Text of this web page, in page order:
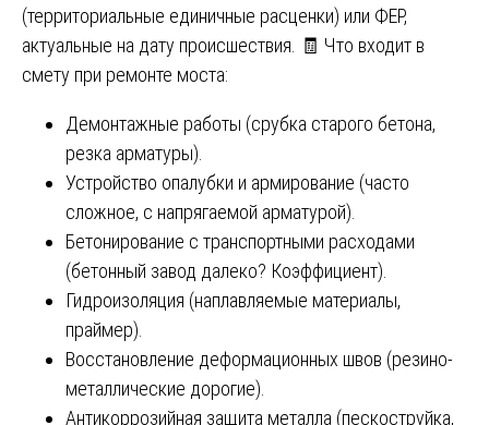
(территориальные единичные расценки) или ФЕР,
актуальные на дату происшествия. 🧾 Что входит в
смету при ремонте моста:
Демонтажные работы (срубка старого бетона,
резка арматуры).
Устройство опалубки и армирование (часто
сложное, с напрягаемой арматурой).
Бетонирование с транспортными расходами
(бетонный завод далеко? Коэффициент).
Гидроизоляция (наплавляемые материалы,
праймер).
Восстановление деформационных швов (резино-
металлические дорогие).
Антикоррозийная защита металла (пескоструйка,